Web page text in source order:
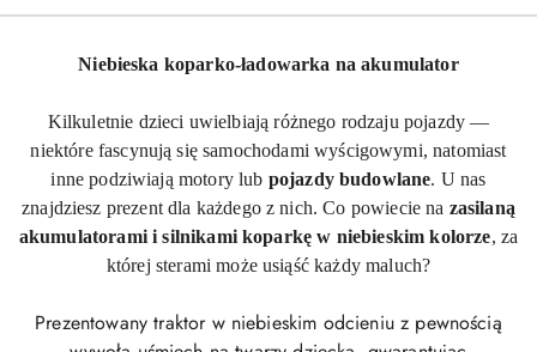
Niebieska koparko-ładowarka na akumulator
Kilkuletnie dzieci uwielbiają różnego rodzaju pojazdy —
niektóre fascynują się samochodami wyścigowymi, natomiast
inne podziwiają motory lub pojazdy budowlane. U nas
znajdziesz prezent dla każdego z nich. Co powiecie na zasilaną
akumulatorami i silnikami koparkę w niebieskim kolorze, za
której sterami może usiąść każdy maluch?
Prezentowany traktor w niebieskim odcieniu z pewnością